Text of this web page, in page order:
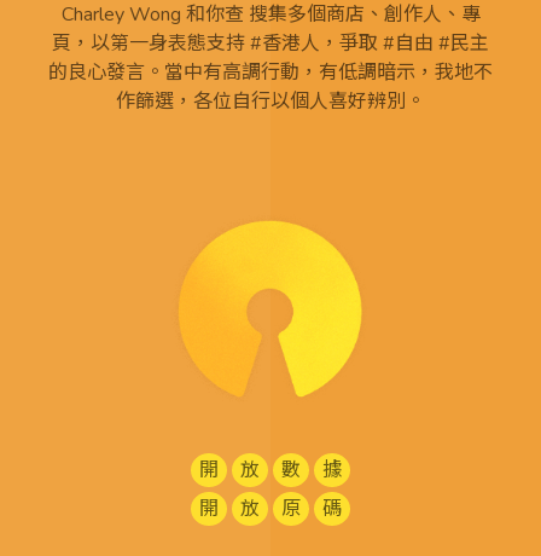
Charley Wong 和你查 搜集多個商店、創作人、專
頁，以第一身表態支持 #香港人，爭取 #自由 #民主
的良心發言。當中有高調行動，有低調暗示，我地不
作篩選，各位自行以個人喜好辨別。
開 放 數
據
開
放 原 碼